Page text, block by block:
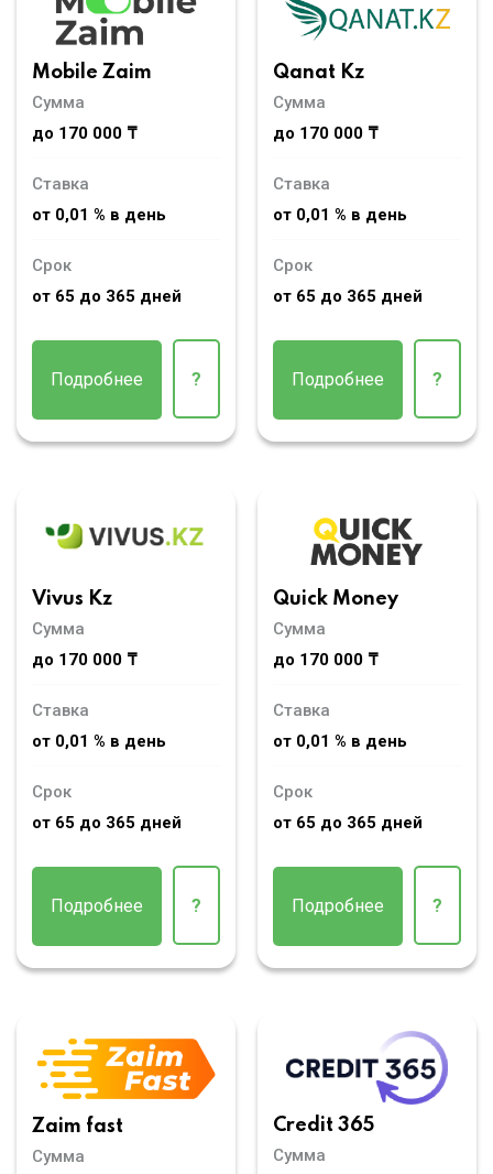
Mobile Zaim
Сумма
до 170 000 ₸
Ставка
от 0,01 % в день
Срок
от 65 до 365 дней
Подробнее ?
Qanat Kz
Сумма
до 170 000 ₸
Ставка
от 0,01 % в день
Срок
от 65 до 365 дней
Подробнее ?
Vivus Kz
Сумма
до 170 000 ₸
Ставка
от 0,01 % в день
Срок
от 65 до 365 дней
Подробнее ?
Quick Money
Сумма
до 170 000 ₸
Ставка
от 0,01 % в день
Срок
от 65 до 365 дней
Подробнее ?
Zaim fast
Сумма
Credit 365
Сумма